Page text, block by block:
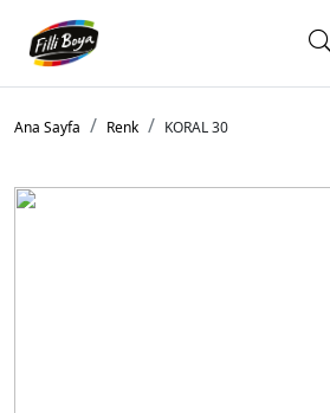
Ana Sayfa Renk KORAL 30